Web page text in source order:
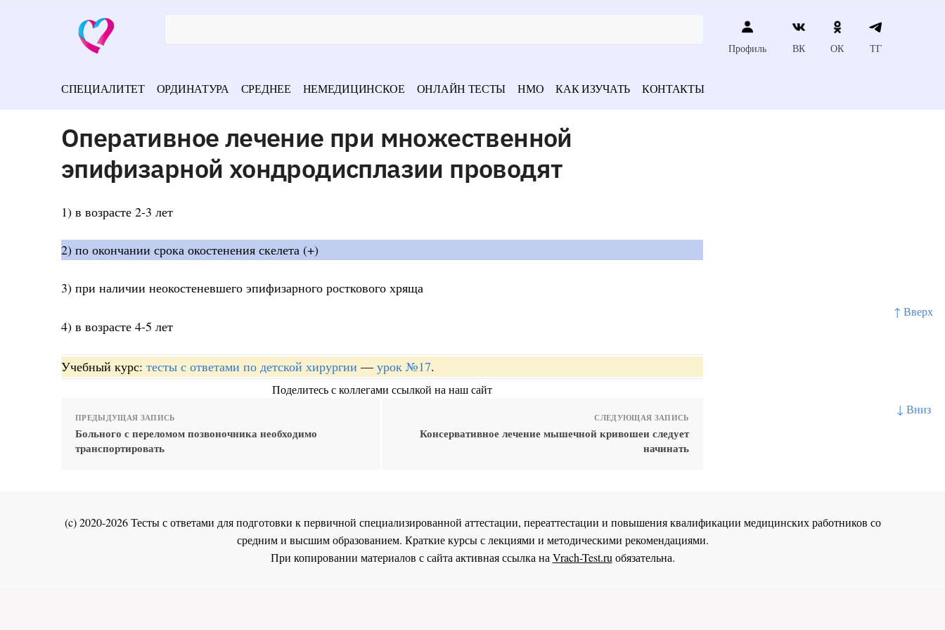
↑ Вверх
↓ Вниз
Профиль ВК ОК ТГ
СПЕЦИАЛИТЕТ ОРДИНАТУРА СРЕДНЕЕ НЕМЕДИЦИНСКОЕ ОНЛАЙН ТЕСТЫ НМО КАК ИЗУЧАТЬ КОНТАКТЫ
Оперативное лечение при множественной
эпифизарной хондродисплазии проводят
1) в возрасте 2-3 лет
2) по окончании срока окостенения скелета (+)
3) при наличии неокостеневшего эпифизарного росткового хряща
4) в возрасте 4-5 лет
Учебный курс: тесты с ответами по детской хирургии — урок №17.
Поделитесь с коллегами ссылкой на наш сайт
ПРЕДЫДУЩАЯ ЗАПИСЬ
Больного с переломом позвоночника необходимо
транспортировать
СЛЕДУЮЩАЯ ЗАПИСЬ
Консервативное лечение мышечной кривошеи следует
начинать
(c) 2020-2026 Тесты с ответами для подготовки к первичной специализированной аттестации, переаттестации и повышения квалификации медицинских работников со
средним и высшим образованием. Краткие курсы с лекциями и методическими рекомендациями.
При копировании материалов с сайта активная ссылка наVrach-Test.ruобязательна.